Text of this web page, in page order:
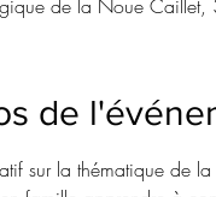
de la Noue
de
sur la thématique de